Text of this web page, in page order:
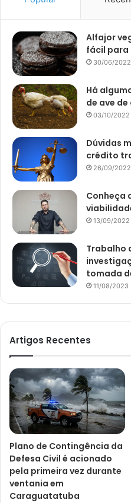
Alfajor
fácil para
30/06/2022
Há
de ave
03/10/2022
Dúvidas
crédito
26/09/2022
Conheça
13/09/2022
Trabalho
tomada
11/08/2023
Artigos Recentes
Plano de Contingência da
Defesa Civil é acionado
pela primeira vez durante
ventania em
Caraguatatuba